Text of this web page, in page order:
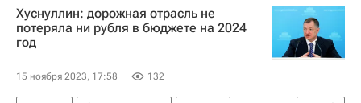
Хуснуллин: дорожная отрасль не
потеряла ни рубля в бюджете на 2024
год
15 ноября 2023, 17:58 132